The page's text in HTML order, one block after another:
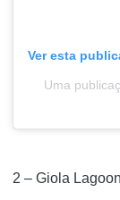
Ver esta
Uma
2 – Giola